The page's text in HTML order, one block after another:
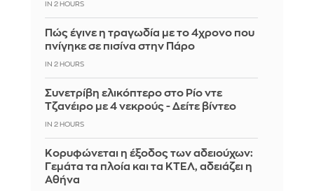
IN 2 HOURS
Πώς έγινε η τραγωδία με το 4χρονο που
πνίγηκε σε πισίνα στην Πάρο
IN 2 HOURS
Συνετρίβη ελικόπτερο στο Ρίο ντε
Τζανέιρο με 4 νεκρούς - Δείτε βίντεο
IN 2 HOURS
Κορυφώνεται η έξοδος των αδειούχων:
Γεμάτα τα πλοία και τα ΚΤΕΛ, αδειάζει η
Αθήνα